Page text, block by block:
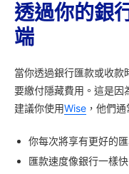
透過你的銀
端
當你透過銀行匯款或收款
要繳付隱藏費用。這是因
建議你使用Wise ，他們
你每次將享有更好的
匯款速度像銀行一樣